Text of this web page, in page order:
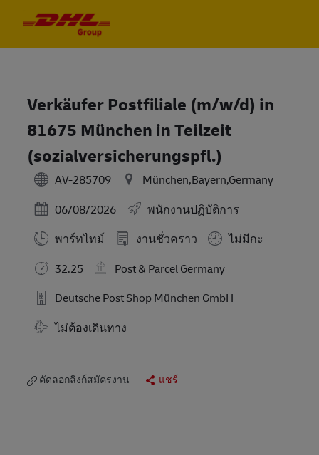
Verkäufer Postfiliale (m/w/d) in
81675 München in Teilzeit
(sozialversicherungspfl.)
AV-285709
München,Bayern,Germany
Posted Date
06/08/2026
พนักงานปฏิบัติการ
พาร์ทไทม์
งานชั่วคราว
ไม่มีกะ
32.25
Post & Parcel Germany
Deutsche Post Shop München GmbH
Travel Required
ไม่ต้องเดินทาง
คัดลอกลิงก์สมัครงาน แชร์